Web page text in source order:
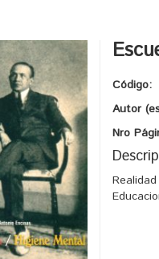
Código:
Autor
Nro